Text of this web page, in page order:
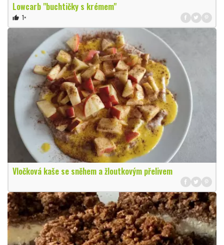
Lowcarb "buchtičky s krémem"
thumb_up 1×
Vločková kaše se sněhem a žloutkovým přelivem